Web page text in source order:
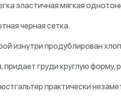
эластичная мягкая
черная сетка.
изнутри продублирован
придает груди круглую
практически